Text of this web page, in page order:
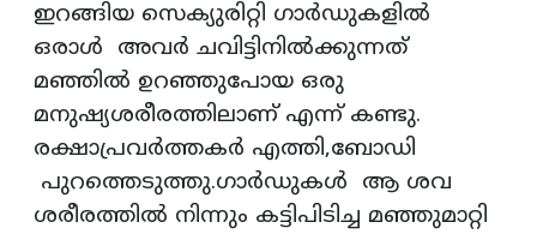
ഇറങ്ങിയ സെക്യുരിറ്റി ഗാർഡുകളിൽ
ഒരാൾ അവർ ചവിട്ടിനിൽക്കുന്നത്
മഞ്ഞിൽ ഉറഞ്ഞുപോയ ഒരു
മനുഷ്യശരീരത്തിലാണ് എന്ന് കണ്ടു.
രക്ഷാപ്രവർത്തകർ എത്തി,ബോഡി
പുറത്തെടുത്തു.ഗാർഡുകൾ ആ ശവ
ശരീരത്തിൽ നിന്നും കട്ടിപിടിച്ച മഞ്ഞുമാറ്റി